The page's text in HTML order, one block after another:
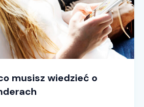
musisz wiedzieć o